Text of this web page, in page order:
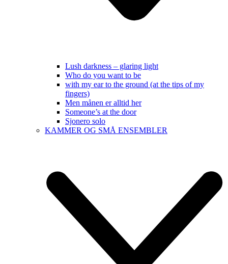
Lush darkness – glaring light
Who do you want to be
with my ear to the ground (at the tips of my
fingers)
Men månen er alltid her
Someone’s at the door
Sjonero solo
KAMMER OG SMÅ ENSEMBLER